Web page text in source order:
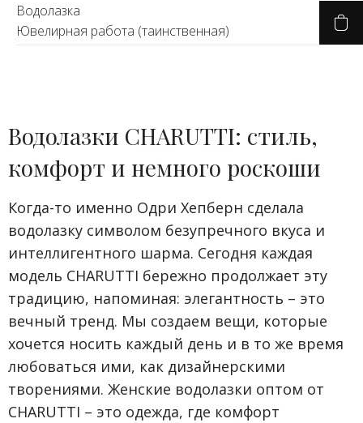
Водолазка
Ювелирная работа (таинственная)
Водолазки CHARUTTI: стиль,
комфорт и немного роскоши
Когда-то именно Одри Хепберн сделала
водолазку символом безупречного вкуса и
интеллигентного шарма. Сегодня каждая
модель CHARUTTI бережно продолжает эту
традицию, напоминая: элегантность – это
вечный тренд. Мы создаем вещи, которые
хочется носить каждый день и в то же время
любоваться ими, как дизайнерскими
творениями. Женские водолазки оптом от
CHARUTTI – это одежда, где комфорт